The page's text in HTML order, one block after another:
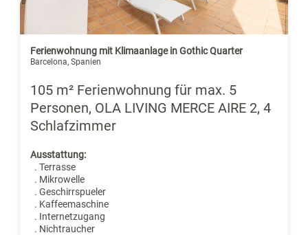
Ferienwohnung mit Klimaanlage in Gothic Quarter
Barcelona, Spanien
105 m² Ferienwohnung für max. 5
Personen, OLA LIVING MERCE AIRE 2, 4
Schlafzimmer
Ausstattung:
. Terrasse
. Mikrowelle
. Geschirrspueler
. Kaffeemaschine
. Internetzugang
. Nichtraucher